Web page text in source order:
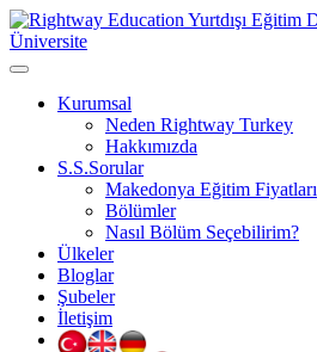
Kurumsal
Neden Rightway Turkey
Hakkımızda
S.S.Sorular
Makedonya Eğitim Fiyatları
Bölümler
Nasıl Bölüm Seçebilirim?
Ülkeler
Bloglar
Şubeler
İletişim